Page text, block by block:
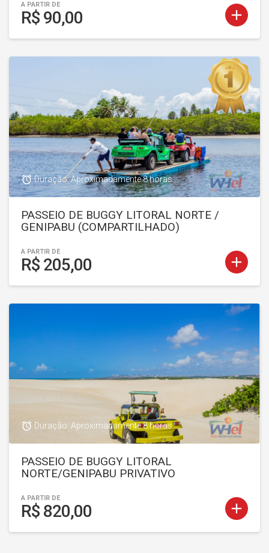
add
A PARTIR DE
R$ 90,00
add
access_alarmDuração: Aproximadamente 8 horas
PASSEIO DE BUGGY LITORAL NORTE /
GENIPABU (COMPARTILHADO)
A PARTIR DE
R$ 205,00
add
access_alarm Duração: Aproximadamente 8 horas
PASSEIO DE BUGGY LITORAL
NORTE/GENIPABU PRIVATIVO
A PARTIR DE
R$ 820,00